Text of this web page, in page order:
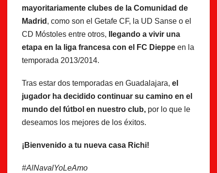
mayoritariamente clubes de la Comunidad de
Madrid , como son el Getafe CF, la UD Sanse o el
CD Móstoles entre otros,
llegando a vivir una
etapa en la liga francesa con el FC Dieppe en la
temporada 2013/2014.
Tras estar dos temporadas en Guadalajara, el
jugador ha decidido continuar su camino en el
mundo del fútbol en nuestro club, por lo que le
deseamos los mejores de los éxitos.
¡Bienvenido a tu nueva casa Richi!
#AlNavalYoLeAmo